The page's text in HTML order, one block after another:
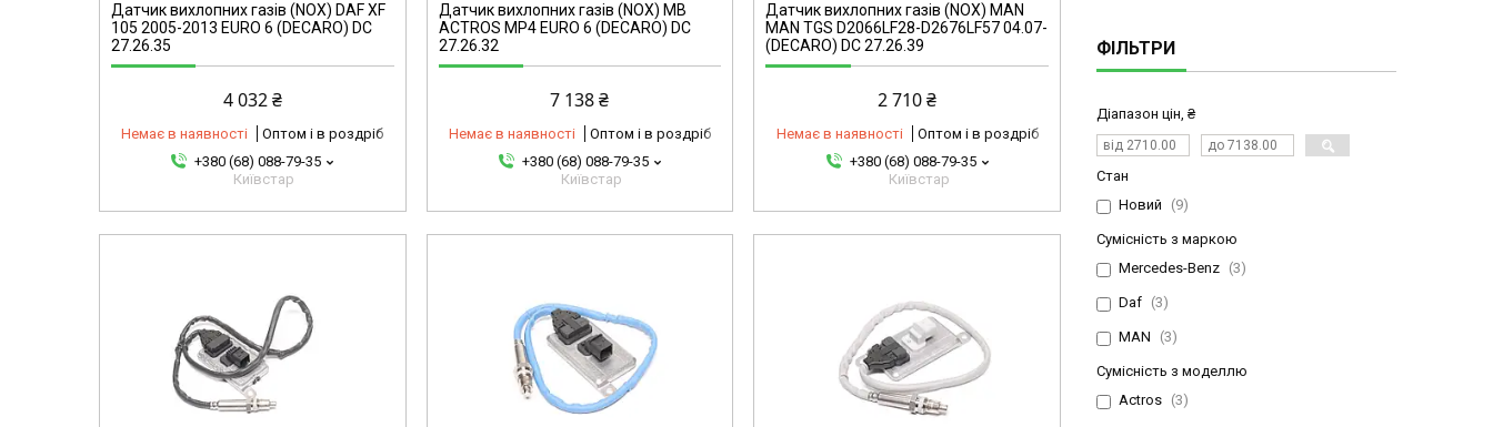
Датчик вихлопних газів (NOX) DAF XF
105 2005-2013 EURO 6 (DECARO) DC
27.26.35
4 032 ₴
Немає в наявності
Оптом і в роздріб
+380 (68) 088-79-35
Київстар
Датчик вихлопних газів (NOX) MB
ACTROS MP4 EURO 6 (DECARO) DC
27.26.32
7 138 ₴
Немає в наявності
Оптом і в роздріб
+380 (68) 088-79-35
Київстар
Датчик вихлопних газів (NOX) MAN
MAN TGS D2066LF28-D2676LF57 04.07-
(DECARO) DC 27.26.39
2 710 ₴
Немає в наявності
Оптом і в роздріб
+380 (68) 088-79-35
Київстар
ФІЛЬТРИ
Діапазон цін, ₴
Стан
Новий
9
Сумісність з маркою
Mercedes-Benz
3
Daf 3
MAN 3
Сумісність з моделлю
Actros
3